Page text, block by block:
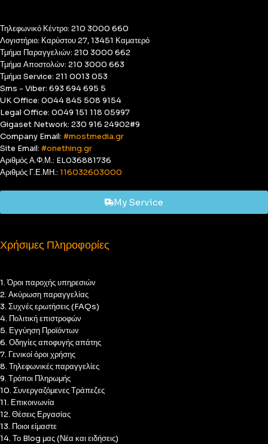
Τηλεφωνικό Κέντρο: 210 3000 660
Λογιστήριο: Καρύστου 27, 13451 Καματερό
Τμήμα Παραγγελιών: 210 3000 662
Τμήμα Αποστολών: 210 3000 663
Τμήμα Service: 211 0013 053
Sms - Viber: 693 694 695 5
UK Office: 0044 845 508 9154
Legal Office: 0049 151 118 05997
Gigaset Network: 230 916 24902#9
Company Email: #mostmedia.gr
Site Email: #onething.gr
Αριθμός Α.Φ.Μ.: EL036881736
Αριθμός Γ.Ε.ΜΗ.: 116032603000
My Service
Χρήσιμες Πληροφορίες
1. Όροι παροχής υπηρεσιών
2. Ακύρωση παραγγελίας
3. Συχνές ερωτήσεις (FAQs)
4. Πολιτική επιστροφών
5. Εγγύηση Προϊόντων
6. Οδηγίες αποφυγής απάτης
7. Γενικοί όροι χρήσης
8. Τηλεφωνικές παραγγελίες
9. Τρόποι Πληρωμής
10. Συνεργαζόμενες Τράπεζες
11. Επικοινωνία
12. Θέσεις Εργασίας
13. Ποιοι είμαστε
14. Το Blog μας (Νέα και ειδήσεις)